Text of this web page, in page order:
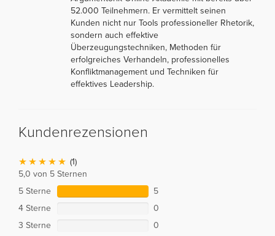
52.000 Teilnehmern. Er vermittelt seinen
Kunden nicht nur Tools professioneller Rhetorik,
sondern auch effektive
Überzeugungstechniken, Methoden für
erfolgreiches Verhandeln, professionelles
Konfliktmanagement und Techniken für
effektives Leadership.
Kundenrezensionen
(1)
5,0 von 5 Sternen
5 Sterne
5
4 Sterne
0
3 Sterne
0